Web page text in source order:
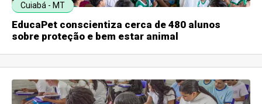
Cuiabá - MT
EducaPet conscientiza cerca de 480 alunos
sobre proteção e bem estar animal